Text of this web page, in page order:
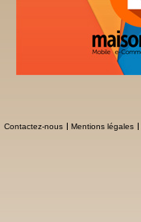
Contactez-nous Mentions légales